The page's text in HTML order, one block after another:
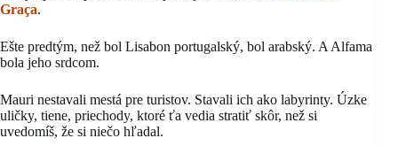
Graça.
Ešte predtým, než bol Lisabon portugalský, bol arabský. A Alfama
bola jeho srdcom.
Mauri nestavali mestá pre turistov. Stavali ich ako labyrinty. Úzke
uličky, tiene, priechody, ktoré ťa vedia stratiť skôr, než si
uvedomíš, že si niečo hľadal.